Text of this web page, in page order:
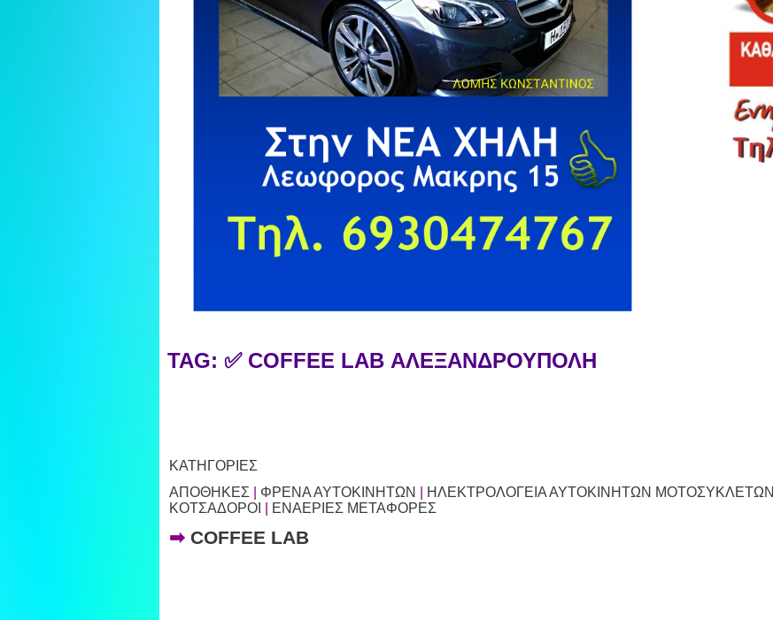
TAG: ✅ COFFEE LAB ΑΛΕΞΑΝΔΡΟΥΠΟΛΗ
ΚΑΤΗΓΟΡΙΕΣ
ΑΠΟΘΗΚΕΣ
ΦΡΕΝΑ ΑΥΤΟΚΙΝΗΤΩΝ ΗΛΕΚΤΡΟΛΟΓΕΙΑ ΑΥΤΟΚΙΝΗΤΩΝ ΜΟΤΟΣΥΚΛΕΤΩΝ
ΚΟΤΣΑΔΟΡΟΙ
ΕΝΑΕΡΙΕΣ ΜΕΤΑΦΟΡΕΣ
➡ COFFEE LAB